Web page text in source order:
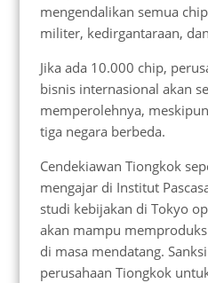
mengendalikan semua
militer, kedirgantaraan,
Jika ada 10.000 chip,
bisnis internasional akan
memperolehnya,
tiga negara berbeda.
Cendekiawan Tiongkok
mengajar di Institut
studi kebijakan di Tokyo
akan mampu
di masa mendatang.
perusahaan Tiongkok